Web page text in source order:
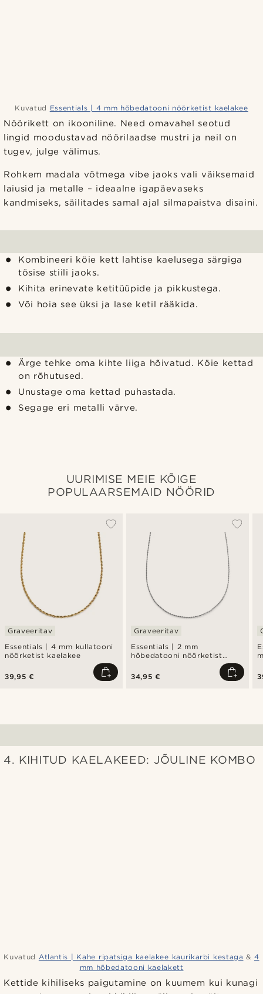
Kuvatud Essentials | 4 mm hõbedatooni nöörketist kaelakee
Nöörikett on ikooniline. Need omavahel seotud
lingid moodustavad nöörilaadse mustri ja neil on
tugev, julge välimus.
Rohkem madala võtmega vibe jaoks vali väiksemaid
laiusid ja metalle – ideaalne igapäevaseks
kandmiseks, säilitades samal ajal silmapaistva disaini.
Kombineeri köie kett lahtise kaelusega särgiga
tõsise stiili jaoks.
Kihita erinevate ketitüüpide ja pikkustega.
Või hoia see üksi ja lase ketil rääkida.
Ärge tehke oma kihte liiga hõivatud. Köie kettad
on rõhutused.
Unustage oma kettad puhastada.
Segage eri metalli värve.
UURIMISE MEIE KÕIGE
POPULAARSEMAID NÖÖRID
Essentials | 4 mm kullatooni
nöörketist kaelakee
Graveeritav
39,95 €
Essentials | 2 mm
hõbedatooni nöörketist
Graveeritav
34,95 €
4. KIHITUD KAELAKEED: JÕULINE KOMBO
Kuvatud Atlantis | Kahe ripatsiga kaelakee kaurikarbi kestaga & 4
mm hõbedatooni kaelakett
Kettide kihiliseks paigutamine on kuumem kui kunagi